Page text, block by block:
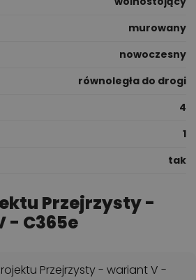
murowany
nowoczesny
równoległa do drogi
4
1
tak
Przejrzysty -
- C365e
Przejrzysty - wariant V -